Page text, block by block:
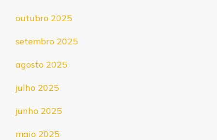
outubro 2025
setembro 2025
agosto 2025
julho 2025
junho 2025
maio 2025